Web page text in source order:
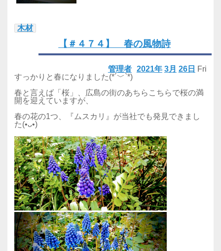
木材
【＃４７４】 春の風物詩
2021年 3月 26日 Fri
管理者
すっかりと春になりました(*´﹀`*)
春と言えば「桜」、広島の街のあちらこちらで桜の満
開を迎えていますが、
春の花の1つ、『ムスカリ』が当社でも発見できまし
た(•ᴗ•)